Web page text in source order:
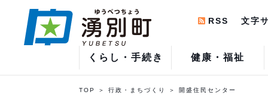
くらし・手続き 健康・福祉
RSS 文字
TOP 行政・まちづくり 開盛住民センター